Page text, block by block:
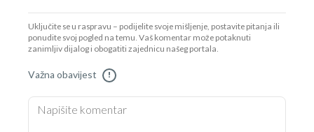
Uključite se u raspravu – podijelite svoje mišljenje, postavite pitanja ili
ponudite svoj pogled na temu. Vaš komentar može potaknuti
zanimljiv dijalog i obogatiti zajednicu našeg portala.
Važna obavijest !